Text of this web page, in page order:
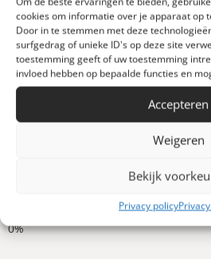
cookies om informatie over je apparaat op
Door in te stemmen met deze
surfgedrag of unieke ID's op deze site
toestemming geeft of uw toestemming
invloed hebben op bepaalde functies en
Accepteren
Weigeren
Bekijk
Privacy policy
Heel goed
Gemiddeld